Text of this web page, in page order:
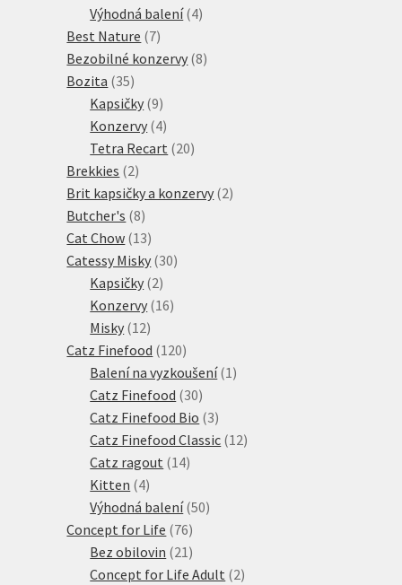
produkty
Výhodná balení 44
Best Nature 77
produktů
Bezobilné konzervy 88
Bozita 3535
produktů
Kapsičky 99
produktů
Konzervy 44
produkty
Tetra Recart 2020
Brekkies 22
produkty
Brit kapsičky a konzervy 22
Butcher's 88
produktů
Cat Chow 1313
produktů
Catessy Misky 3030
Kapsičky 22
produkty
Konzervy 1616
Misky 1212
produktů
Catz Finefood 120120
produktů
Balení na vyzkoušení 1 1
Catz Finefood 3030
produktů
Catz Finefood Bio 33
produkty
Catz Finefood Classic 1212
Catz ragout 1414
Kitten 44
produkty
Výhodná balení 5050
Concept for Life 7676
produktů
Bez obilovin 21 21
produktů
Concept for Life Adult 22